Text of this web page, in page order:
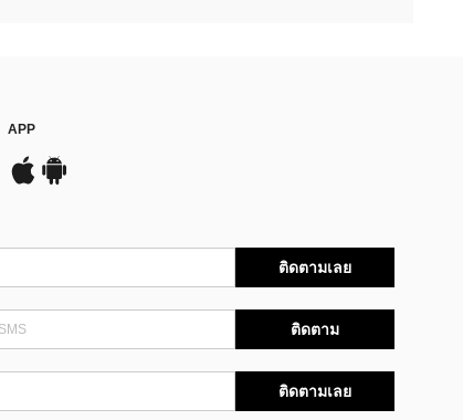
APP
ติดตามเลย
ติดตาม
ติดตามเลย